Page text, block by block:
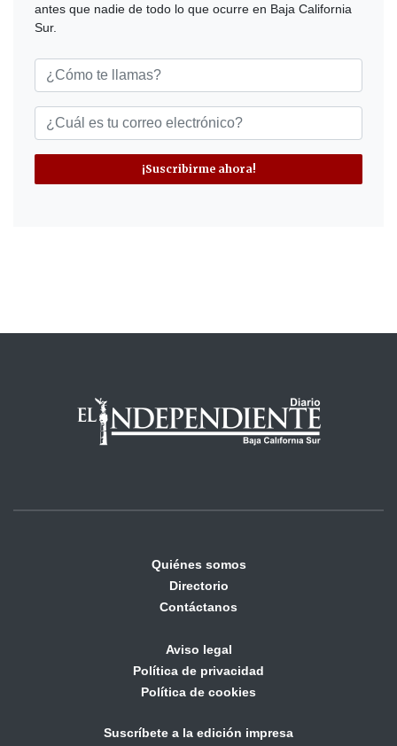
antes que nadie de todo lo que ocurre en Baja California
Sur.
¡Suscribirme ahora!
Quiénes somos
Directorio
Contáctanos
Aviso legal
Política de privacidad
Política de cookies
Suscríbete a la edición impresa